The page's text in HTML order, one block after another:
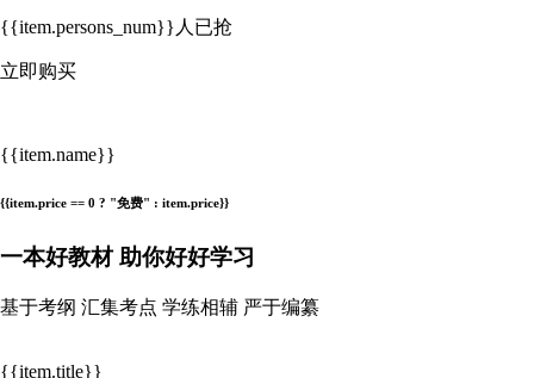
{{item.persons_num}}人已抢
立即购买
{{item.name}}
{{item.price == 0 ? "免费" : item.price}}
一本好教材助你好好学习
基于考纲 汇集考点 学练相辅 严于编纂
{{item.title}}